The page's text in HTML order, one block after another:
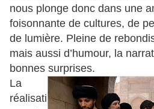
nous plonge donc dans une
foisonnante de cultures, de
de lumière. Pleine de
mais aussi d’humour, la
bonnes surprises.
La
réalisati